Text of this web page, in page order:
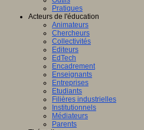
Pratiques
Acteurs de l'éducation
Animateurs
Chercheurs
Collectivités
Editeurs
EdTech
Encadrement
Enseignants
Entreprises
Etudiants
Filières industrielles
Institutionnels
Médiateurs
Parents